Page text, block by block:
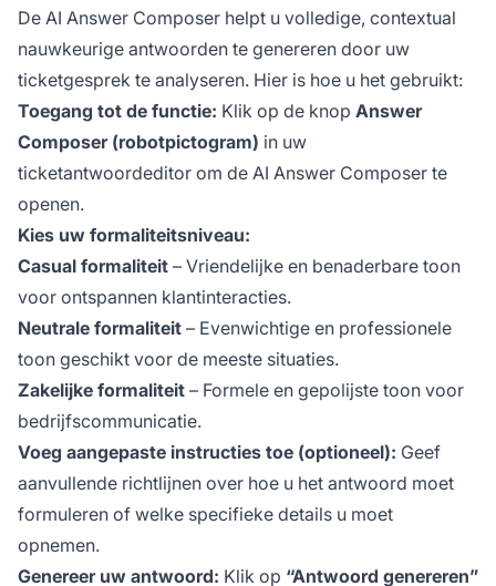
De AI Answer Composer helpt u volledige, contextual
nauwkeurige antwoorden te genereren door uw
ticketgesprek te analyseren. Hier is hoe u het gebruikt:
Toegang tot de functie: Klik op de knop Answer
Composer (robotpictogram) in uw
ticketantwoordeditor om de AI Answer Composer te
openen.
Kies uw formaliteitsniveau:
Casual formaliteit – Vriendelijke en benaderbare toon
voor ontspannen klantinteracties.
Neutrale formaliteit – Evenwichtige en professionele
toon geschikt voor de meeste situaties.
Zakelijke formaliteit – Formele en gepolijste toon voor
bedrijfscommunicatie.
Voeg aangepaste instructies toe (optioneel): Geef
aanvullende richtlijnen over hoe u het antwoord moet
formuleren of welke specifieke details u moet
opnemen.
Genereer uw antwoord: Klik op “Antwoord genereren”